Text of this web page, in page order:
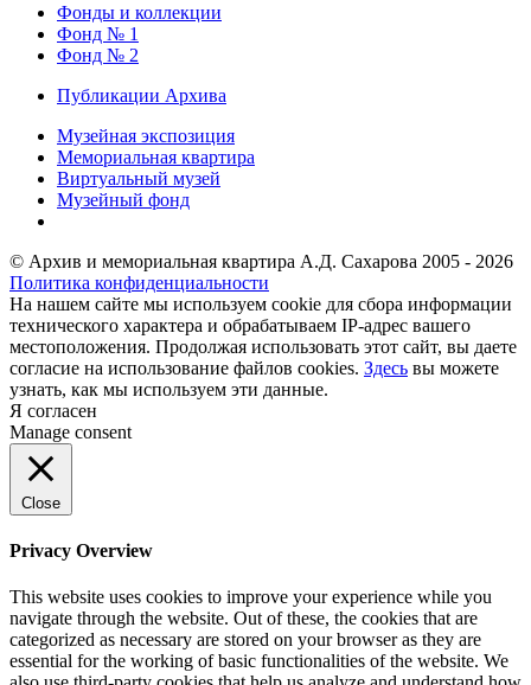
Фонды и коллекции
Фонд № 1
Фонд № 2
Публикации Архива
Музейная экспозиция
Мемориальная квартира
Виртуальный музей
Музейный фонд
© Архив и мемориальная квартира А.Д. Сахарова 2005 - 2026
Политика конфиденциальности
На нашем сайте мы используем cookie для сбора информации
технического характера и обрабатываем IP-адрес вашего
местоположения. Продолжая использовать этот сайт, вы даете
согласие на использование файлов cookies. Здесь вы можете
узнать, как мы используем эти данные.
Я согласен
Manage consent
Close
Privacy Overview
This website uses cookies to improve your experience while you
navigate through the website. Out of these, the cookies that are
categorized as necessary are stored on your browser as they are
essential for the working of basic functionalities of the website. We